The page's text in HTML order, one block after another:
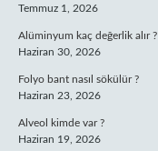
Temmuz 1, 2026
Alüminyum kaç değerlik alır ?
Haziran 30, 2026
Folyo bant nasıl sökülür ?
Haziran 23, 2026
Alveol kimde var ?
Haziran 19, 2026